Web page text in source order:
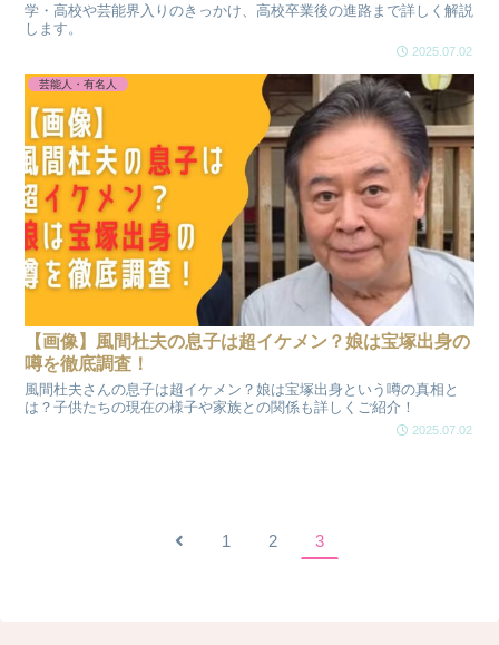
学・高校や芸能界入りのきっかけ、高校卒業後の進路まで詳しく解説
します。
2025.07.02
芸能人・有名人
【画像】風間杜夫の息子は超イケメン？娘は宝塚出身の
噂を徹底調査！
風間杜夫さんの息子は超イケメン？娘は宝塚出身という噂の真相と
は？子供たちの現在の様子や家族との関係も詳しくご紹介！
2025.07.02
前
1 2 3